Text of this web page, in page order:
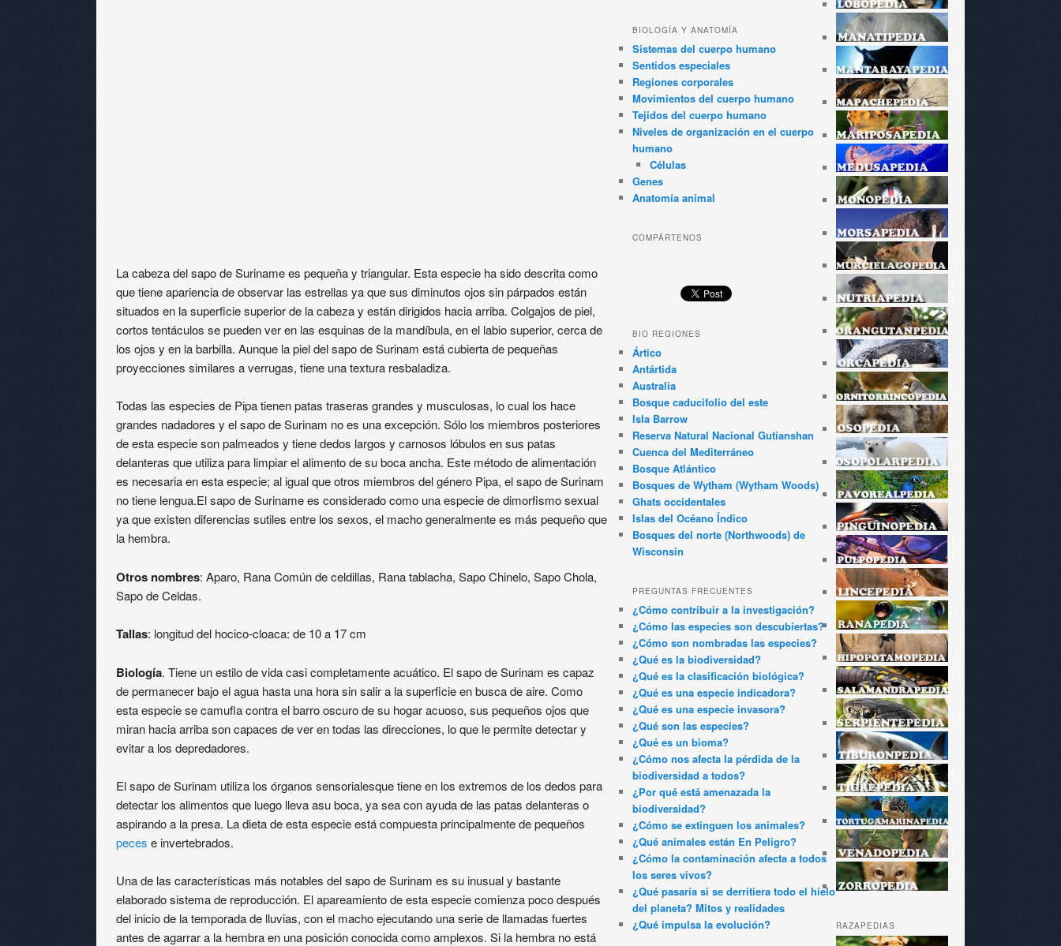
La cabeza del sapo de Suriname es pequeña y triangular. Esta especie ha sido descrita como
que tiene apariencia de observar las estrellas ya que sus diminutos ojos sin párpados están
situados en la superficie superior de la cabeza y están dirigidos hacia arriba. Colgajos de piel,
cortos tentáculos se pueden ver en las esquinas de la mandíbula, en el labio superior, cerca de
los ojos y en la barbilla. Aunque la piel del sapo de Surinam está cubierta de pequeñas
proyecciones similares a verrugas, tiene una textura resbaladiza.
Todas las especies de Pipa tienen patas traseras grandes y musculosas, lo cual los hace
grandes nadadores y el sapo de Surinam no es una excepción. Sólo los miembros posteriores
de esta especie son palmeados y tiene dedos largos y carnosos lóbulos en sus patas
delanteras que utiliza para limpiar el alimento de su boca ancha. Este método de alimentación
es necesaria en esta especie; al igual que otros miembros del género Pipa, el sapo de Surinam
no tiene lengua.El sapo de Suriname es considerado como una especie de dimorfismo sexual
ya que existen diferencias sutiles entre los sexos, el macho generalmente es más pequeño que
la hembra.
Otros nombres: Aparo, Rana Común de celdillas, Rana tablacha, Sapo Chinelo, Sapo Chola,
Sapo de Celdas.
Tallas: longitud del hocico-cloaca: de 10 a 17 cm
Biología. Tiene un estilo de vida casi completamente acuático. El sapo de Surinam es capaz
de permanecer bajo el agua hasta una hora sin salir a la superficie en busca de aire. Como
esta especie se camufla contra el barro oscuro de su hogar acuoso, sus pequeños ojos que
miran hacia arriba son capaces de ver en todas las direcciones, lo que le permite detectar y
evitar a los depredadores.
El sapo de Surinam utiliza los órganos sensorialesque tiene en los extremos de los dedos para
detectar los alimentos que luego lleva asu boca, ya sea con ayuda de las patas delanteras o
aspirando a la presa. La dieta de esta especie está compuesta principalmente de pequeños
peces e invertebrados.
Una de las características más notables del sapo de Surinam es su inusual y bastante
elaborado sistema de reproducción. El apareamiento de esta especie comienza poco después
del inicio de la temporada de lluvias, con el macho ejecutando una serie de llamadas fuertes
antes de agarrar a la hembra en una posición conocida como amplexos. Si la hembra no está
RAZAPEDIAS
BIOLOGÍA Y ANATOMÍA
Sistemas del cuerpo humano
Sentidos especiales
Regiones corporales
Movimientos del cuerpo humano
Tejidos del cuerpo humano
Niveles de organización en el cuerpo
humano
Células
Genes
Anatomía animal
COMPÁRTENOS
BIO REGIONES
Ártico
Antártida
Australia
Bosque caducifolio del este
Isla Barrow
Reserva Natural Nacional Gutianshan
Cuenca del Mediterráneo
Bosque Atlántico
Bosques de Wytham (Wytham Woods)
Ghats occidentales
Islas del Océano Índico
Bosques del norte (Northwoods) de
Wisconsin
PREGUNTAS FRECUENTES
¿Cómo contribuir a la investigación?
¿Cómo las especies son descubiertas?
¿Cómo son nombradas las especies?
¿Qué es la biodiversidad?
¿Qué es la clasificación biológica?
¿Qué es una especie indicadora?
¿Qué es una especie invasora?
¿Qué son las especies?
¿Qué es un bioma?
¿Cómo nos afecta la pérdida de la
biodiversidad a todos?
¿Por qué está amenazada la
biodiversidad?
¿Cómo se extinguen los animales?
¿Qué animales están En Peligro?
¿Cómo la contaminación afecta a todos
los seres vivos?
¿Qué pasaría si se derritiera todo el hielo
del planeta? Mitos y realidades
¿Qué impulsa la evolución?